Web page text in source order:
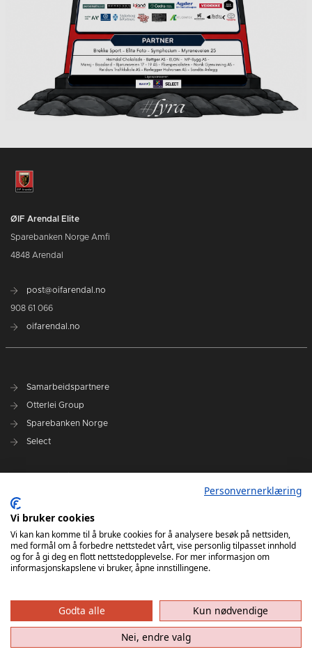
ØIF Arendal Elite
Sparebanken Norge Amfi
4848 Arendal
post@oifarendal.no
908 61 066
oifarendal.no
Samarbeidspartnere
Otterlei Group
Sparebanken Norge
Select
Spillerstall
Administrasjon
Styret
Personvernerklæring
Vi bruker cookies
Vi kan kan komme til å bruke cookies for å analysere besøk på nettsiden,
med formål om å forbedre nettstedet vårt, vise personlig tilpasset innhold
og for å gi deg en flott nettstedopplevelse. For mer informasjon om
informasjonskapslene vi bruker, åpne innstillingene.
Godta alle
Kun nødvendige
Nei, endre valg